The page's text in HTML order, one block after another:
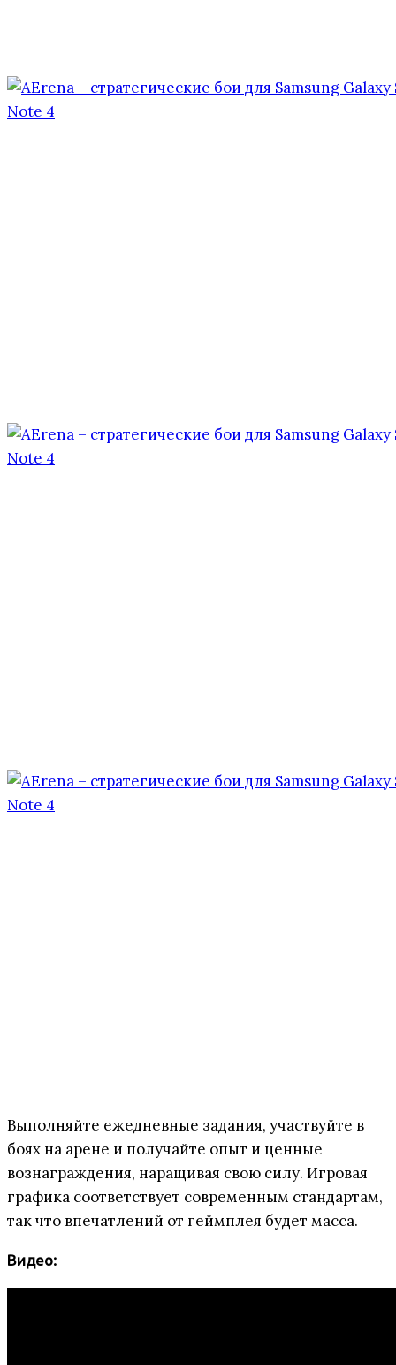
Выполняйте ежедневные задания, участвуйте в
боях на арене и получайте опыт и ценные
вознаграждения, наращивая свою силу. Игровая
графика соответствует современным стандартам,
так что впечатлений от геймплея будет масса.
Видео: